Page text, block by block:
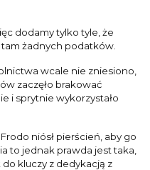
dodamy tylko tyle, że
żadnych podatków.
wcale nie zniesiono,
zaczęło brakować
i sprytnie wykorzystało
niósł pierścień, aby go
to jednak prawda jest taka,
kluczy z dedykacją z